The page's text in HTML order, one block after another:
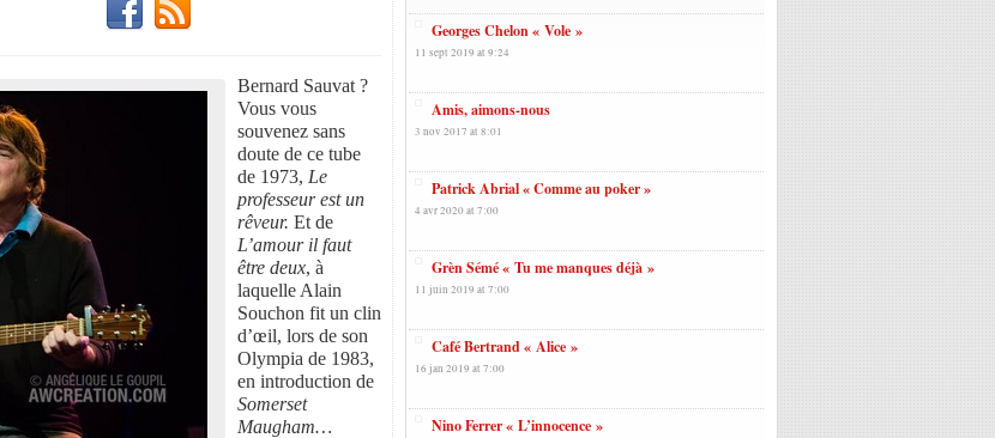
Bernard Sauvat ?
Vous vous
souvenez sans
doute de ce tube
de 1973, Le
professeur est un
rêveur. Et de
L’amour il faut
être deux, à
laquelle Alain
Souchon fit un clin
d’œil, lors de son
Olympia de 1983,
en introduction de
Somerset
Maugham…
Georges Chelon « Vole »
11 sept 2019 at 9:24
Amis, aimons-nous
3 nov 2017 at 8:01
Patrick Abrial « Comme au poker »
4 avr 2020 at 7:00
Grèn Sémé « Tu me manques déjà »
11 juin 2019 at 7:00
Café Bertrand « Alice »
16 jan 2019 at 7:00
Nino Ferrer « L’innocence »